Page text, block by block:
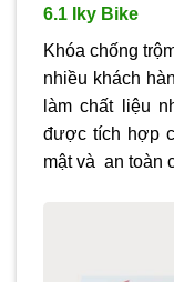
6.1 Iky Bike
Khóa chống
nhiều khách
làm chất liệu
được tích hợp
mật và an toàn